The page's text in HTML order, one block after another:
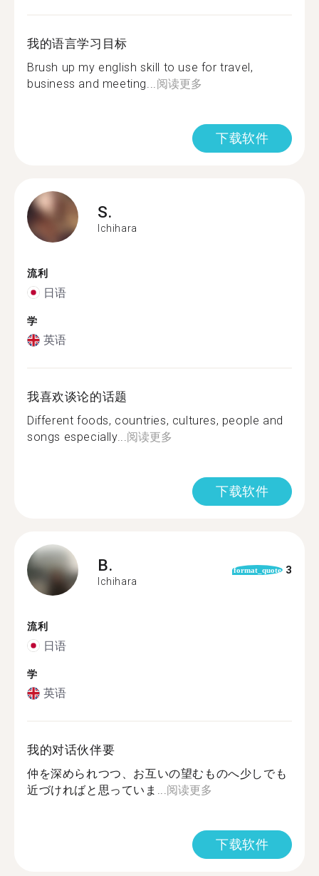
我的语言学习目标
Brush up my english skill to use for travel,
business and meeting...阅读更多
下载软件
S.
Ichihara
流利
日语
学
英语
我喜欢谈论的话题
Different foods, countries, cultures, people and
songs especially...阅读更多
下载软件
B.
Ichihara
format_quote 3
流利
日语
学
英语
我的对话伙伴要
仲を深められつつ、お互いの望むものへ少しでも
近づければと思っていま...阅读更多
下载软件